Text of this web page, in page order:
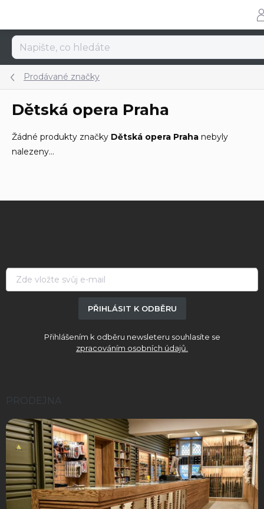
obsah
Prodávané značky
Dětská opera Praha
Žádné produkty značky Dětská opera Praha nebyly
nalezeny...
PŘIHLÁSIT K ODBĚRU
Přihlášením k odběru newsleteru souhlasíte se
zpracováním osobních údajů.
PRODEJNA